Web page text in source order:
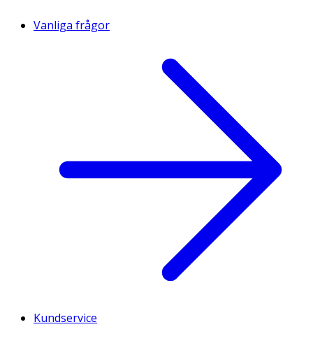
Vanliga frågor
Kundservice